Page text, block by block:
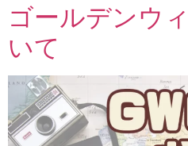
ゴールデンウ
いて